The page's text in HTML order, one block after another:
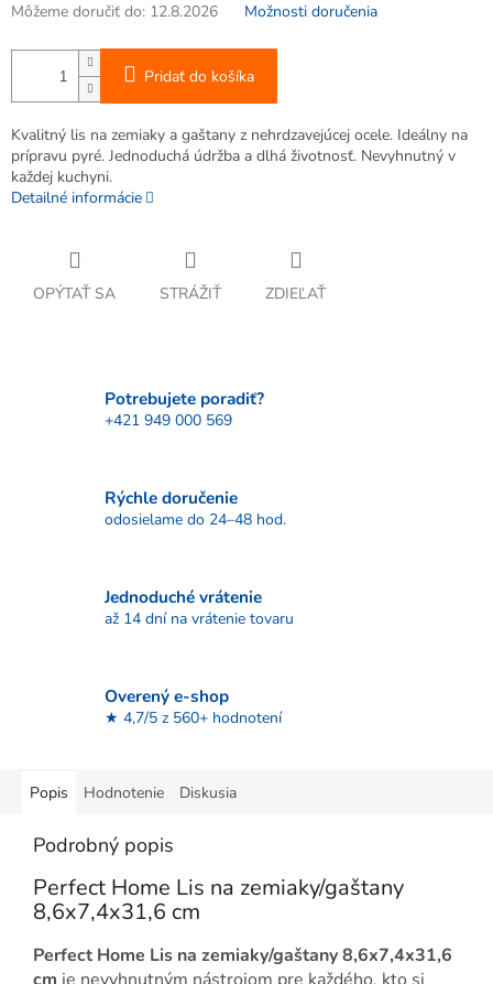
Môžeme doručiť do: 12.8.2026 Možnosti doručenia
Pridať do košíka
Kvalitný lis na zemiaky a gaštany z nehrdzavejúcej ocele. Ideálny na
prípravu pyré. Jednoduchá údržba a dlhá životnosť. Nevyhnutný v
každej kuchyni.
Detailné informácie
OPÝTAŤ SA STRÁŽIŤ ZDIEĽAŤ
Potrebujete poradiť?
+421 949 000 569
Rýchle doručenie
odosielame do 24–48 hod.
Jednoduché vrátenie
až 14 dní na vrátenie tovaru
Overený e-shop
★ 4,7/5 z 560+ hodnotení
Popis Hodnotenie Diskusia
Podrobný popis
Perfect Home Lis na zemiaky/gaštany
8,6x7,4x31,6 cm
Perfect Home Lis na zemiaky/gaštany 8,6x7,4x31,6